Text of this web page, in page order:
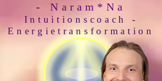
- Naram*Na
Intuitionscoach -
Energietransformation